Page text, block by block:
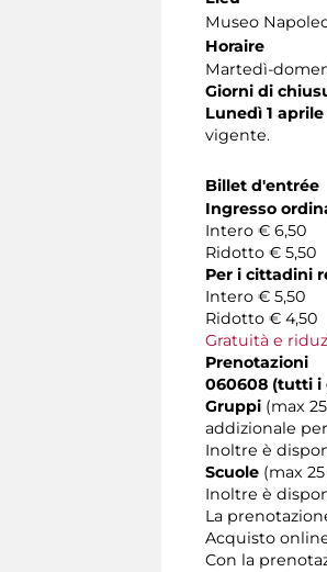
Museo
Horaire
Martedì-
Giorni di
Lunedì 1 aprile
vigente.
Billet d'entrée
Ingresso
Intero € 6,50
Ridotto € 5,50
Per i cittadini
Intero € 5,50
Ridotto € 4,50
Gratuità e
Prenotazioni
060608 (tutti i
Gruppi (max
addizionale
Inoltre è
Scuole (max
Inoltre è
La
Acquisto
Con la